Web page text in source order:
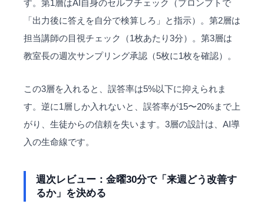
す。第1層はAI自身のセルフチェック（プロンプトで
「出力後に答えを自分で検算しろ」と指示）。第2層は
担当講師の目視チェック（1枚あたり3分）。第3層は
教室長の週次サンプリング承認（5枚に1枚を確認）。
この3層を入れると、誤答率は5%以下に抑えられま
す。逆に1層しか入れないと、誤答率が15〜20%まで上
がり、生徒からの信頼を失います。3層の設計は、AI導
入の生命線です。
週次レビュー：金曜30分で「来週どう改善す
るか」を決める